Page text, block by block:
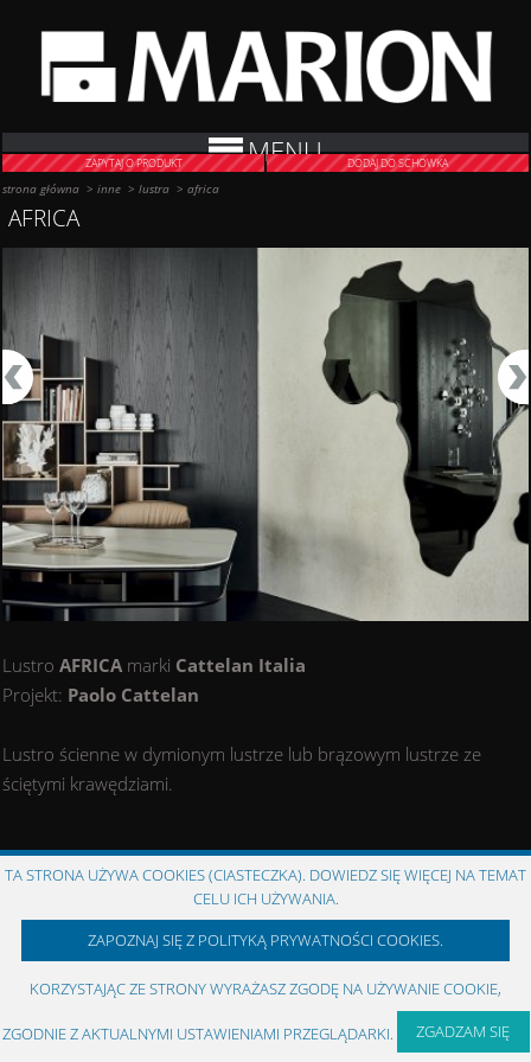
MENU
ZAPYTAJ O PRODUKT DODAJ DO SCHOWKA
strona główna >inne >lustra >africa
AFRICA
LustroAFRICA marki Cattelan Italia
Projekt: Paolo Cattelan
Lustro ścienne w dymionym lustrze lub brązowym lustrze ze
ściętymi krawędziami.
COPYRIGHT © 1993 - 2026 MARION GROUP ::meble włoskieCreated by:Agencja Interaktywna RMBi
TA STRONA UŻYWA COOKIES (CIASTECZKA). DOWIEDZ SIĘ WIĘCEJ NA TEMAT
CELU ICH UŻYWANIA.
ZAPOZNAJ SIĘ Z POLITYKĄ PRYWATNOŚCI COOKIES.
KORZYSTAJĄC ZE STRONY WYRAŻASZ ZGODĘ NA UŻYWANIE COOKIE,
ZGODNIE Z AKTUALNYMI USTAWIENIAMI PRZEGLĄDARKI. ZGADZAM SIĘ